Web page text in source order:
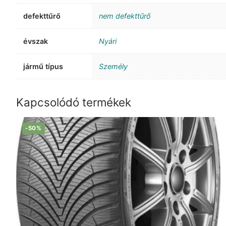
defekttűrő nem defekttűrő
évszak Nyári
jármű típus Személy
Kapcsolódó termékek
-50%